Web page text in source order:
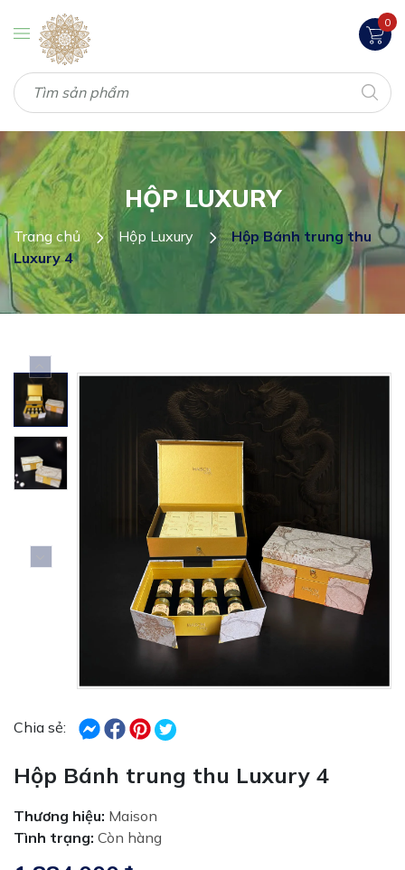
0
HỘP LUXURY
Trang chủ Hộp Luxury
Hộp Bánh trung thu
Luxury 4
Chia sẻ:
Hộp Bánh trung thu Luxury 4
Thương hiệu: Maison
Tình trạng: Còn hàng